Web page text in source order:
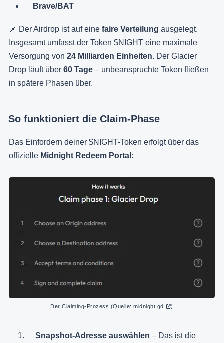
Brave/BAT
📌 Der Airdrop ist auf eine faire Verteilung ausgelegt.
Insgesamt umfasst der Token $NIGHT eine maximale
Versorgung von 24 Milliarden Einheiten. Der Glacier
Drop läuft über 60 Tage – unbeanspruchte Token fließen
in spätere Phasen über.
So funktioniert die Claim-Phase
Das Einfordern deiner $NIGHT-Token erfolgt über das
offizielle Midnight Redeem Portal :
Der Claiming-Prozess (Quelle: midnight.gd )
Snapshot-Adresse auswählen – Das ist die